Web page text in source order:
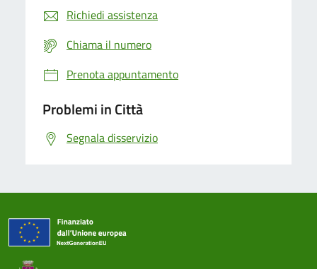
Richiedi assistenza
Chiama il numero
Prenota appuntamento
Problemi in Città
Segnala disservizio